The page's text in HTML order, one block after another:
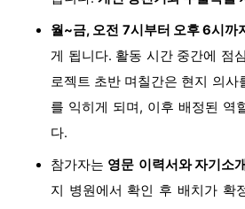
월~금, 오전 7시부터 오후 6시까
게 됩니다. 활동 시간 중간에 점
로젝트 초반 며칠간은 현지 의사
를 익히게 되며, 이후 배정된 역
다.
참가자는 영문 이력서와 자기소
지 병원에서 확인 후 배치가 확